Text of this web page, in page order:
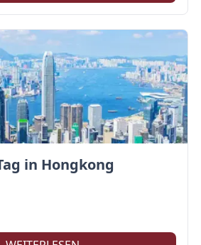
in Hongkong